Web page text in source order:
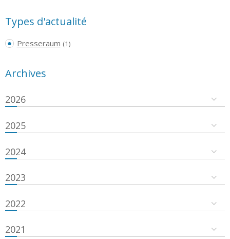
Types d'actualité
Presseraum (1)
Archives
2026
2025
2024
2023
2022
2021